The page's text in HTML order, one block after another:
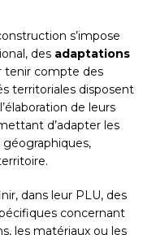
s’impose
des adaptations
tenir compte des
territoriales disposent
de leurs
d’adapter les
dans leur PLU, des
concernant
les matériaux ou les